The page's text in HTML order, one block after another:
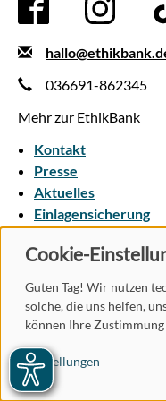
036691-862345
Mehr zur EthikBank
Kontakt
Presse
Aktuelles
Einlagensicherung
AGB Datenschutz
Cookie-
Guten Tag! Wir nutzen
solche, die uns helfen,
können Ihre
Einstellungen